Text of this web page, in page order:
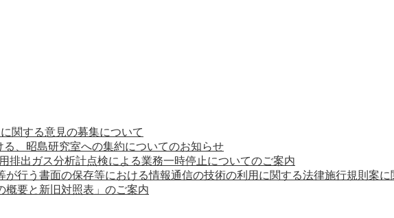
関する意見の募集について
る、昭島研究室への集約についてのお知らせ
排出ガス分析計点検による業務一時停止についてのご案内
が行う書面の保存等における情報通信の技術の利用に関する法律施行規則案
概要と新旧対照表」のご案内